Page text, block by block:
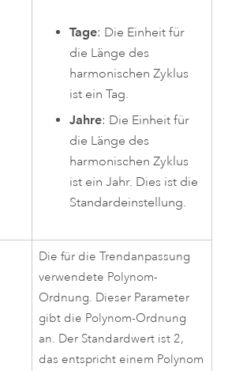
Tage: Die Einheit für
die Länge des
harmonischen Zyklus
ist ein Tag.
Jahre: Die Einheit für
die Länge des
harmonischen Zyklus
ist ein Jahr. Dies ist die
Standardeinstellung.
Die für die Trendanpassung
verwendete Polynom-
Ordnung. Dieser Parameter
gibt die Polynom-Ordnung
an. Der Standardwert ist 2,
das entspricht einem Polynom